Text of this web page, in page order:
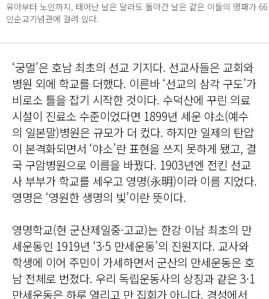
유아부터 노인까지, 태어난 날은 달라도 돌아간 날은 같은 이들의 명패가 66
인순교기념관에 걸려 있다.
‘궁멀’은 호남 최초의 선교 기지다. 선교사들은 교회와
병원 외에 학교를 더했다. 이른바 ‘선교의 삼각 구도’가
비로소 틀을 잡기 시작한 것이다. 수덕산에 꾸린 의료
시설이 진료소 수준이었다면 1899년 세운 야소(예수
의 일본말)병원은 규모가 더 컸다. 하지만 일제의 탄압
이 본격화되면서 ‘야소’란 표현을 쓰지 못하게 됐고, 결
국 구암병원으로 이름을 바꿨다. 1903년엔 전킨 선교
사 부부가 학교를 세우고 영명(永明)이라 이름 지었다.
영명은 ‘영원한 생명의 빛’이란 뜻이다.
영명학교(현 군산제일중·고교)는 한강 이남 최초의 만
세운동인 1919년 ‘3·5 만세운동’의 진원지다. 교사와
학생에 이어 주민이 가세하면서 군산의 만세운동은 호
남 전체로 번졌다. 우리 독립운동사의 상징과 같은 3·1
만세운동은 하루 열리고 만 집회가 아니다. 경성에서